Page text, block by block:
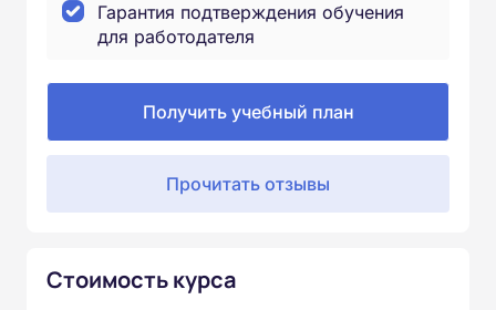
Гарантия подтверждения обучения
для работодателя
Получить учебный план
Прочитать отзывы
Стоимость курса